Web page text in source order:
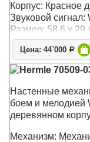
Корпус: Красное
Звуковой
Размер: 58,6 х 29
Цена: 44`000 Р
Hermle 70509-
Настенные
боем и мелодией
деревянном
Механизм: